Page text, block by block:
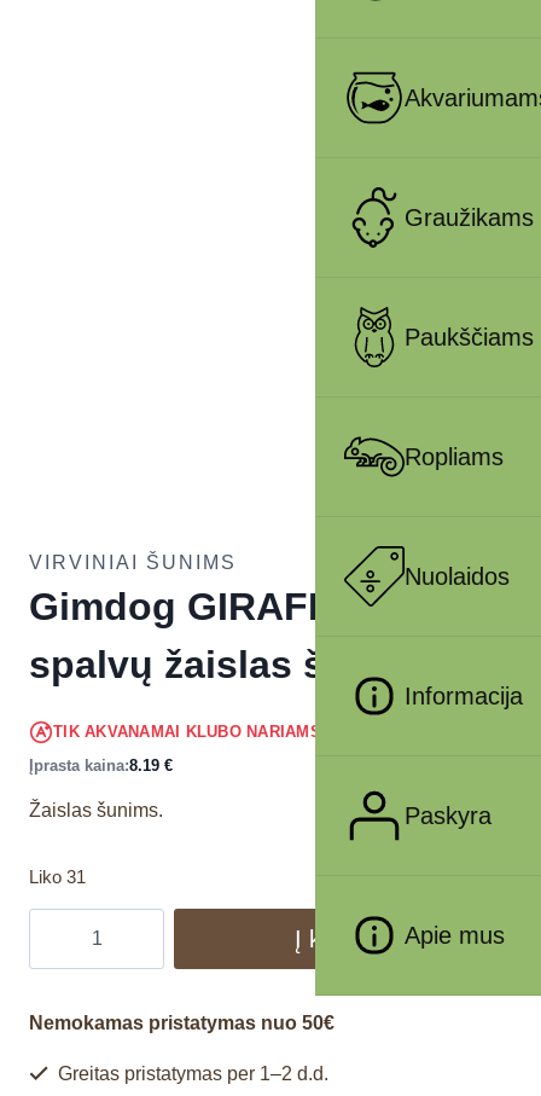
Graužikams
Paukščiams
Ropliams
Nuolaidos
Informacija
Paskyra
Apie mus
VIRVINIAI ŠUNIMS
Gimdog GIRAFFE įv.
spalvų žaislas šuniui
TIK AKVANAMAI KLUBO NARIAMS
Įprasta kaina:8.19 €
Žaislas šunims.
Liko 31
Į krepšelį
Nemokamas pristatymas nuo 50€
Greitas pristatymas per 1–2 d.d.